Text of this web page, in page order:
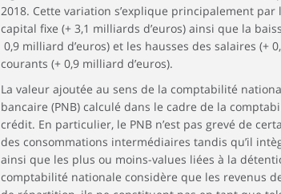
2018. Cette variation s’explique principalement
capital fixe (+ 3,1 milliards d’euros) ainsi que la
0,9 milliard d’euros) et les hausses des salaires (+
courants (+ 0,9 milliard d’euros).
La valeur ajoutée au sens de la comptabilité
bancaire (PNB) calculé dans le cadre de la
crédit. En particulier, le PNB n’est pas grevé de
des consommations intermédiaires tandis qu’il
ainsi que les plus ou moins-values liées à la
comptabilité nationale considère que les revenus